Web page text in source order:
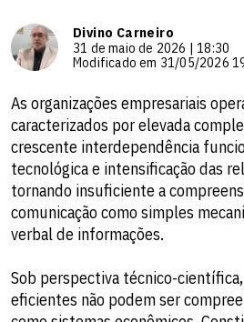
Divino Carneiro
31 de maio de 2026 | 18:30
Modificado em 31/05/2026
As organizações empresariais
caracterizados por elevada
crescente interdependência
tecnológica e intensificação das
tornando insuficiente a
comunicação como simples
verbal de informações.
Sob perspectiva técnico-
eficientes não podem ser